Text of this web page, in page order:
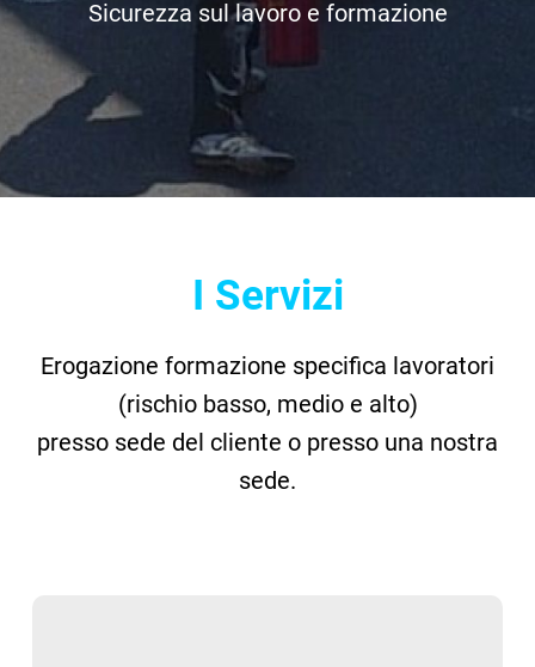
Contatti
Cerca
per:
Sicurezza sul lavoro e formazione
I Servizi
Erogazione formazione specifica lavoratori
(rischio basso, medio e alto)
presso sede del cliente o presso una nostra
sede.